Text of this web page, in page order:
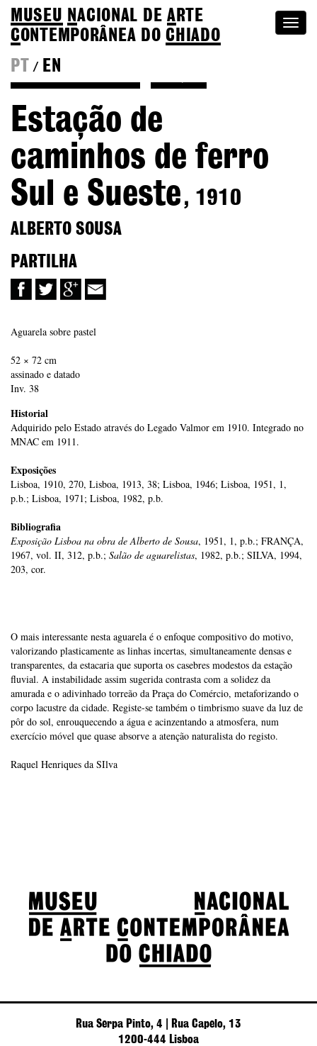
MUSEU NACIONAL DEA RTE
CONTEMPORÂNEA DOCHIADO
PT
/ EN
Estação de
caminhos de ferro
Sul e Sueste , 1910
ALBERTO SOUSA
PARTILHA
Aguarela sobre pastel
52 × 72 cm
assinado e datado
Inv. 38
Historial
Adquirido pelo Estado através do Legado Valmor em 1910. Integrado no
MNAC em 1911.
Exposições
Lisboa, 1910, 270, Lisboa, 1913, 38; Lisboa, 1946; Lisboa, 1951, 1,
p.b.; Lisboa, 1971; Lisboa, 1982, p.b.
Bibliografia
Exposição Lisboa na obra de Alberto de Sousa, 1951, 1, p.b.; FRANÇA,
1967, vol. II, 312, p.b.; Salão de aguarelistas, 1982, p.b.; SILVA, 1994,
203, cor.
O mais interessante nesta aguarela é o enfoque compositivo do motivo,
valorizando plasticamente as linhas incertas, simultaneamente densas e
transparentes, da estacaria que suporta os casebres modestos da estação
fluvial. A instabilidade assim sugerida contrasta com a solidez da
amurada e o adivinhado torreão da Praça do Comércio, metaforizando o
corpo lacustre da cidade. Registe-se também o timbrismo suave da luz de
pôr do sol, enrouquecendo a água e acinzentando a atmosfera, num
exercício móvel que quase absorve a atenção naturalista do registo.
Raquel Henriques da SIlva
Rua Serpa Pinto, 4 | Rua Capelo, 13
1200-444 Lisboa